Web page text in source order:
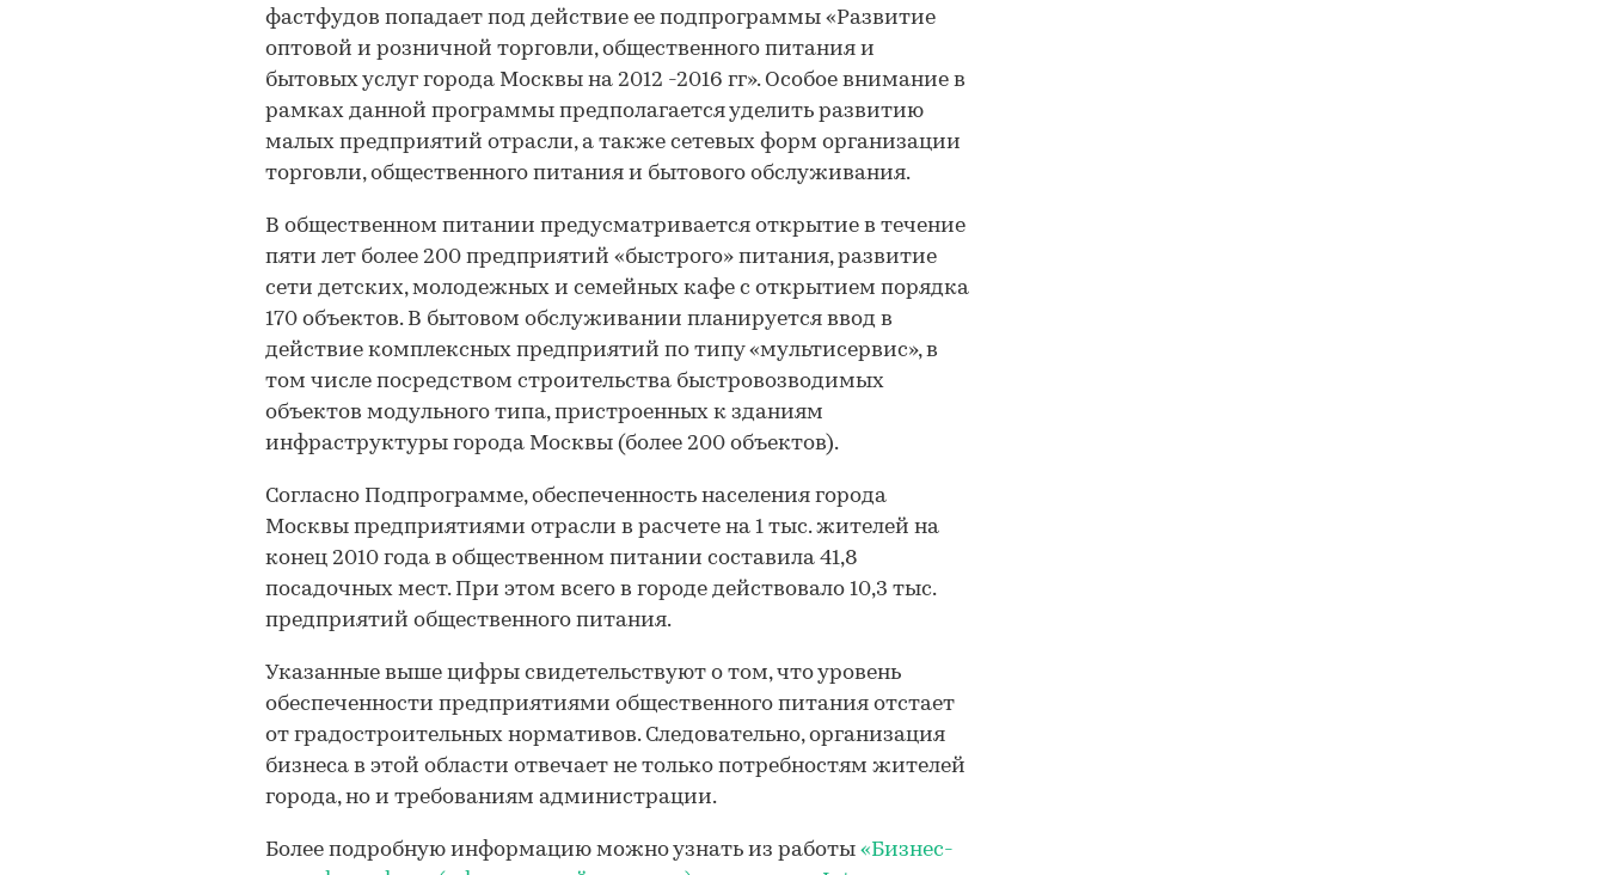
фастфудов попадает под действие ее подпрограммы «Развитие
оптовой и розничной торговли, общественного питания и
бытовых услуг города Москвы на 2012 -2016 гг». Особое внимание в
рамках данной программы предполагается уделить развитию
малых предприятий отрасли, а также сетевых форм организации
торговли, общественного питания и бытового обслуживания.
В общественном питании предусматривается открытие в течение
пяти лет более 200 предприятий «быстрого» питания, развитие
сети детских, молодежных и семейных кафе с открытием порядка
170 объектов. В бытовом обслуживании планируется ввод в
действие комплексных предприятий по типу «мультисервис», в
том числе посредством строительства быстровозводимых
объектов модульного типа, пристроенных к зданиям
инфраструктуры города Москвы (более 200 объектов).
Согласно Подпрограмме, обеспеченность населения города
Москвы предприятиями отрасли в расчете на 1 тыс. жителей на
конец 2010 года в общественном питании составила 41,8
посадочных мест. При этом всего в городе действовало 10,3 тыс.
предприятий общественного питания.
Указанные выше цифры свидетельствуют о том, что уровень
обеспеченности предприятиями общественного питания отстает
от градостроительных нормативов. Следовательно, организация
бизнеса в этой области отвечает не только потребностям жителей
города, но и требованиям администрации.
Более подробную информацию можно узнать из работы «Бизнес-